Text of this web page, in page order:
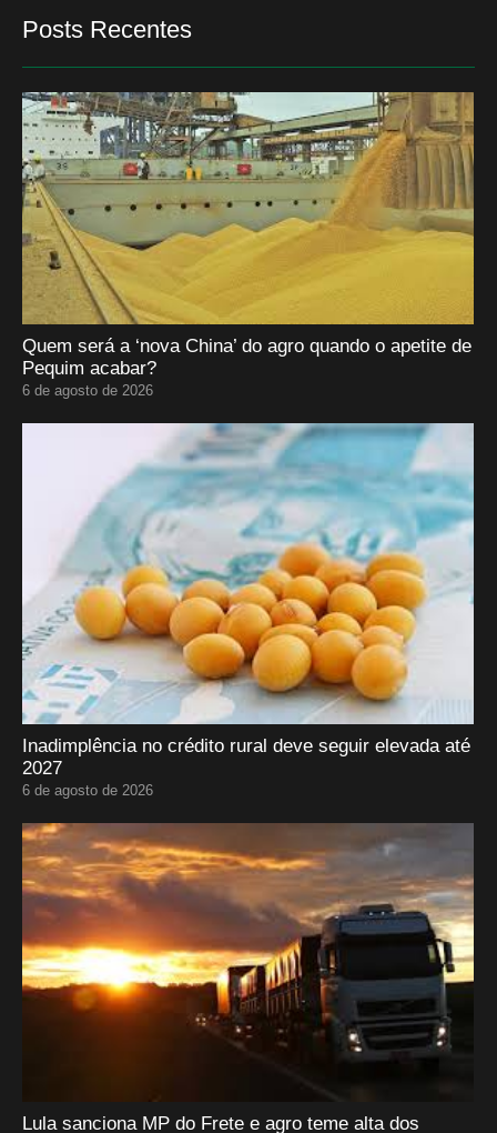
Posts Recentes
Quem será a ‘nova China’ do agro quando o apetite de
Pequim acabar?
6 de agosto de 2026
Inadimplência no crédito rural deve seguir elevada até
2027
6 de agosto de 2026
Lula sanciona MP do Frete e agro teme alta dos